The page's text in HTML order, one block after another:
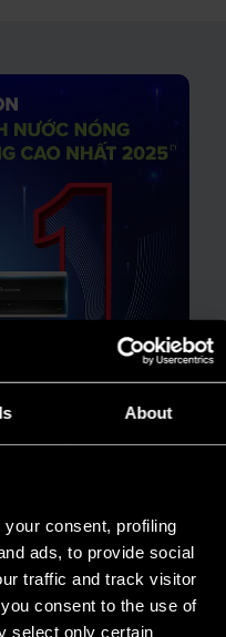
About
consent, profiling
ads, to provide social
traffic and track visitor
consent to the use of
select only certain
MỰC MỚI
TẠI GIẢI
LƯỢNG 2025